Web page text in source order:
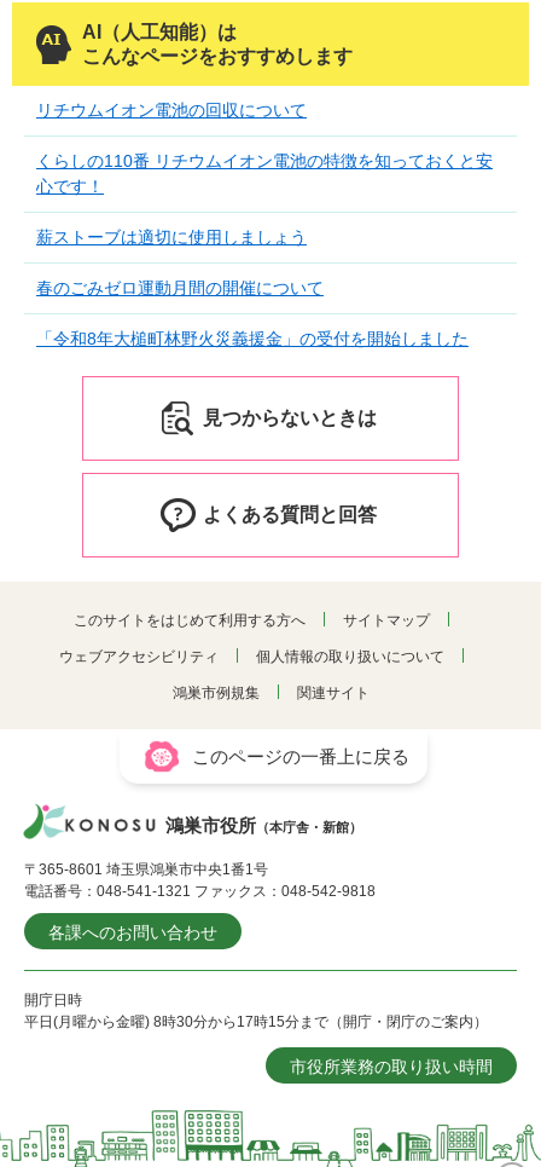
AI（人工知能）は
こんなページをおすすめします
リチウムイオン電池の回収について
くらしの110番 リチウムイオン電池の特徴を知っておくと安
心です！
薪ストーブは適切に使用しましょう
春のごみゼロ運動月間の開催について
「令和8年大槌町林野火災義援金」の受付を開始しました
見つからないときは
よくある質問と回答
このサイトをはじめて利用する方へ サイトマップ
ウェブアクセシビリティ 個人情報の取り扱いについて
鴻巣市例規集 関連サイト
このページの一番上に戻る
鴻巣市役所 （本庁舎・新館）
〒365-8601 埼玉県鴻巣市中央1番1号
電話番号：048-541-1321 ファックス：048-542-9818
各課へのお問い合わせ
開庁日時
平日(月曜から金曜) 8時30分から17時15分まで（開庁・閉庁のご案内）
市役所業務の取り扱い時間